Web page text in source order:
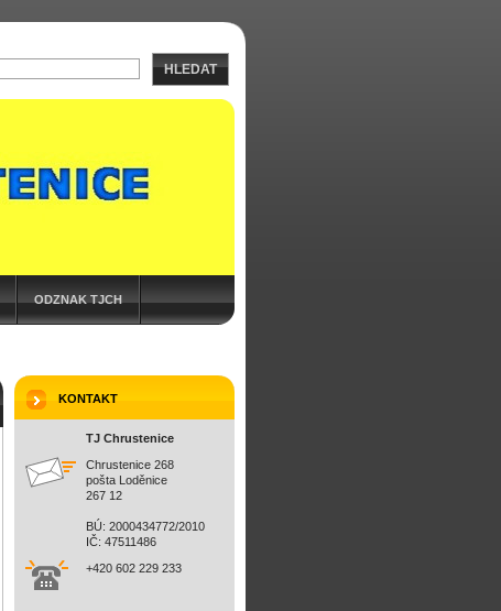
ODZNAK TJCH
KONTAKT
TJ Chrustenice
Chrustenice 268
pošta Loděnice
267 12
BÚ: 2000434772/2010
IČ: 47511486
+420 602 229 233
HLEDAT